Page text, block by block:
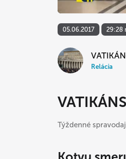
05.06.2017 29:28
Relácia
Týždenné